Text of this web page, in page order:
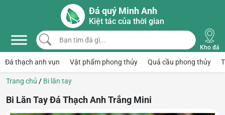
Skip to main content
Đá quý Minh Anh
Kiệt tác của thời gian
Bạn tìm đá gì...
Kho đá
Đá thạch anh vụn Vật phẩm phong thủy Quả cầu phong thủy
Trang chủ / Bi lăn tay
Bi Lăn Tay Đá Thạch Anh Trắng Mini